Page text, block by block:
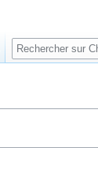
Rechercher